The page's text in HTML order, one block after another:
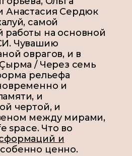
Анастасия Сердюк
самой
работы на основной
Чувашию
оврагов, и в
/ Через семь
рельефа
и
и
чертой, и
между мирами,
space. Что во
и
ценно.